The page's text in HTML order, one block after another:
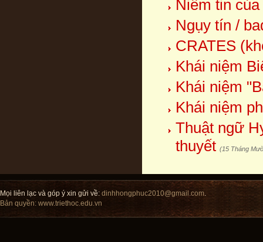
Niềm tin
Ngụy tín /
CRATES
Khái niệm
Khái niệm
Khái niệm
Thuật ngữ
thuyết (15 Tháng
Mọi liên lạc và góp ý xin gửi về: dinhhongphuc2010@gmail.com.
Bản quyền: www.triethoc.edu.vn